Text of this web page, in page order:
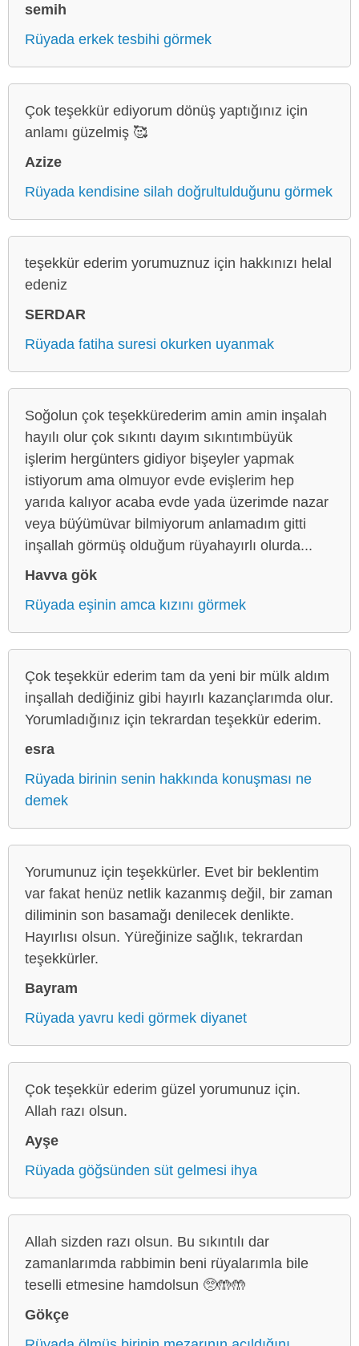
semih
Rüyada erkek tesbihi görmek
Çok teşekkür ediyorum dönüş yaptığınız için
anlamı güzelmiş 🥰
Azize
Rüyada kendisine silah doğrultulduğunu görmek
teşekkür ederim yorumuznuz için hakkınızı helal
edeniz
SERDAR
Rüyada fatiha suresi okurken uyanmak
Soğolun çok teşekkürederim amin amin inşalah
hayılı olur çok sıkıntı dayım sıkıntımbüyük
işlerim hergünters gidiyor bişeyler yapmak
istiyorum ama olmuyor evde evişlerim hep
yarıda kalıyor acaba evde yada üzerimde nazar
veya büýümüvar bilmiyorum anlamadım gitti
inşallah görmüş olduğum rüyahayırlı olurda...
Havva gök
Rüyada eşinin amca kızını görmek
Çok teşekkür ederim tam da yeni bir mülk aldım
inşallah dediğiniz gibi hayırlı kazançlarımda olur.
Yorumladığınız için tekrardan teşekkür ederim.
esra
Rüyada birinin senin hakkında konuşması ne
demek
Yorumunuz için teşekkürler. Evet bir beklentim
var fakat henüz netlik kazanmış değil, bir zaman
diliminin son basamağı denilecek denlikte.
Hayırlısı olsun. Yüreğinize sağlık, tekrardan
teşekkürler.
Bayram
Rüyada yavru kedi görmek diyanet
Çok teşekkür ederim güzel yorumunuz için.
Allah razı olsun.
Ayşe
Rüyada göğsünden süt gelmesi ihya
Allah sizden razı olsun. Bu sıkıntılı dar
zamanlarımda rabbimin beni rüyalarımla bile
teselli etmesine hamdolsun 🥺🤲🤲
Gökçe